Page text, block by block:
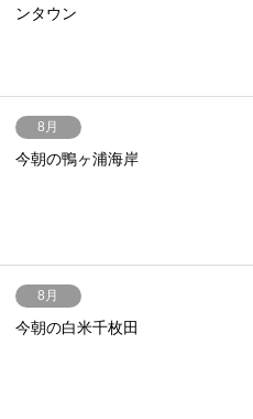
ンタウン
8月
今朝の鴨ヶ浦海岸
8月
今朝の白米千枚田